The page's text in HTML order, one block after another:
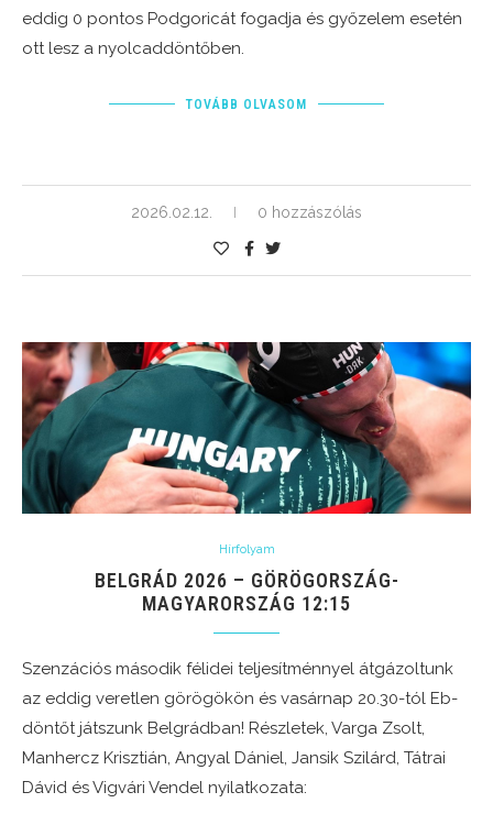
eddig 0 pontos Podgoricát fogadja és győzelem esetén
ott lesz a nyolcaddöntőben.
TOVÁBB OLVASOM
2026.02.12. 0 hozzászólás
Hírfolyam
BELGRÁD 2026 – GÖRÖGORSZÁG-
MAGYARORSZÁG 12:15
Szenzációs második félidei teljesítménnyel átgázoltunk
az eddig veretlen görögökön és vasárnap 20.30-tól Eb-
döntőt játszunk Belgrádban! Részletek, Varga Zsolt,
Manhercz Krisztián, Angyal Dániel, Jansik Szilárd, Tátrai
Dávid és Vigvári Vendel nyilatkozata: